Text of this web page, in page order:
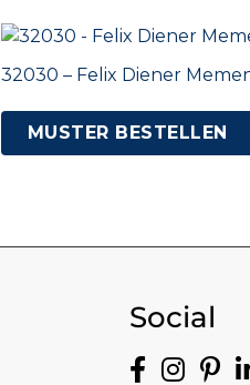
32030 – Felix Diener
MUSTER BESTELLEN
Social